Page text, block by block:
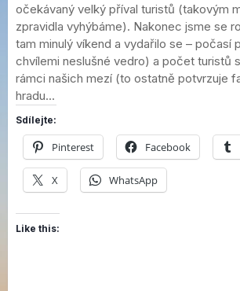
očekávaný velký příval turistů (takovým
zpravidla vyhýbáme). Nakonec jsme se
tam minulý víkend a vydařilo se – počasí
chvílemi neslušné vedro) a počet turistů
rámci našich mezí (to ostatně potvrzuje
hradu...
Sdílejte:
Pinterest Facebook
X WhatsApp
Like this: